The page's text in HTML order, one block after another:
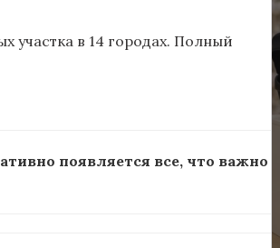
участка в 14 городах. Полный
появляется все, что важно